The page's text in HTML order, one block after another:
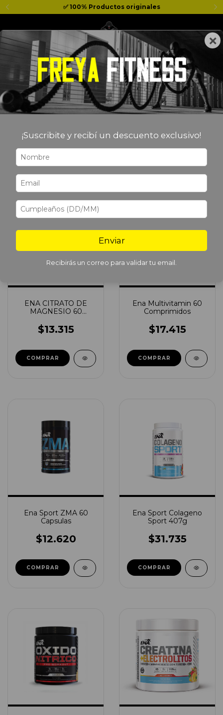
✅ 100% Productos originales
0
Inicio > MARCAS > ENA SPORT
ENA SPORT
ENA CITRATO DE
MAGNESIO 60
$13.315
Ena Multivitamin 60
Comprimidos
$17.415
Ena Sport ZMA 60
Capsulas
$12.620
Ena Sport Colageno
Sport 407g
$31.735
COMPRAR
×
¡Suscribite y recibí un descuento exclusivo!
Enviar
Recibirás un correo para validar tu email.